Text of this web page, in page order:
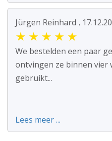
Jürgen Reinhard ,
★ ★ ★ ★ ★
We bestelden een paar
ontvingen ze binnen vier
gebruikt...
Lees meer ...